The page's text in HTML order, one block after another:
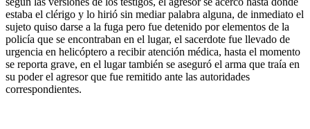
estaba el clérigo y lo hirió sin mediar palabra alguna, de inmediato el
sujeto quiso darse a la fuga pero fue detenido por elementos de la
policía que se encontraban en el lugar, el sacerdote fue llevado de
urgencia en helicóptero a recibir atención médica, hasta el momento
se reporta grave, en el lugar también se aseguró el arma que traía en
su poder el agresor que fue remitido ante las autoridades
correspondientes.